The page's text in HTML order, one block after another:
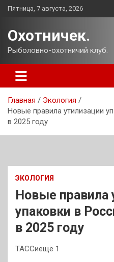
Перейти
Пятница, 7 августа, 2026
Охотничек.
Рыболовно-охотничий клуб.
Главная
Экология
Новые правила утилизации
в 2025 году
ЭКОЛОГИЯ
Новые правила
упаковки в
в 2025 году
ТАССиещё 1